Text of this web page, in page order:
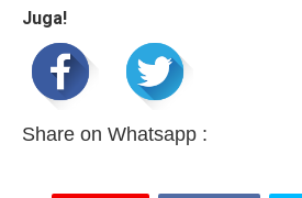
Juga!
Share on Whatsapp :